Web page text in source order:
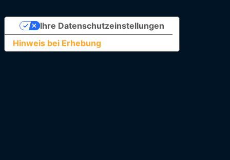
Hinweis bei Erhebung
Ihre Datenschutzeinstellungen